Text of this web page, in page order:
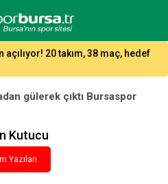
20 takım, 38 maç, hedef
gülerek çıktı Bursaspor
Kutucu
Yazıları